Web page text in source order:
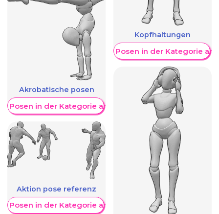
Akrobatische posen
Posen in der Kategorie anzeigen
Aktion pose referenz
Posen in der Kategorie anzeigen
Kopfhaltungen
Weitere Posen in der Kategorie